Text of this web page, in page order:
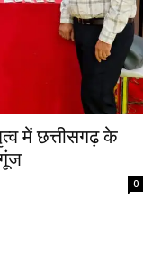
में छत्तीसगढ़ के
गूंज
0